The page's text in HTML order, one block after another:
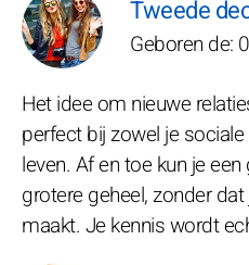
Tweede
Geboren de:
Het idee om nieuwe
perfect bij zowel je
leven. Af en toe kun je
grotere geheel, zonder
maakt. Je kennis wordt